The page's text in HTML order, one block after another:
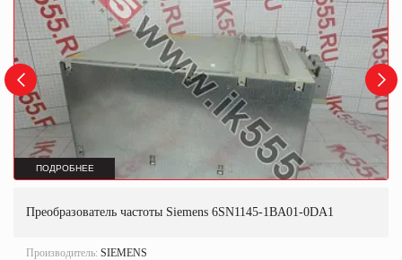
ПОДРОБНЕЕ
Преобразователь частоты Siemens 6SN1145-1BA01-0DA1
Производитель: SIEMENS